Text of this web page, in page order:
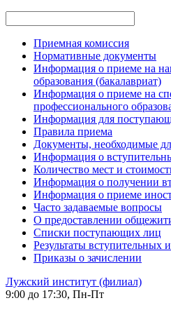
Приемная комиссия
Нормативные документы
Информация о приеме на
образования (бакалавриат)
Информация о приеме на
профессионального
Информация для
Правила приема
Документы, необходимые
Информация о
Количество мест и
Информация о получении
Информация о приеме
Часто задаваемые вопросы
О предоставлении
Списки поступающих лиц
Результаты вступительных
Приказы о зачислении
Лужский институт (филиал)
9:00 до 17:30, Пн-Пт